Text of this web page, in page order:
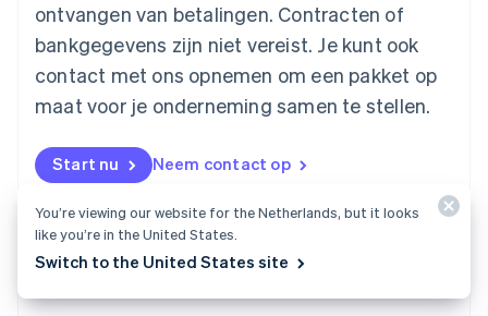
ontvangen van betalingen. Contracten of
bankgegevens zijn niet vereist. Je kunt ook
contact met ons opnemen om een pakket op
maat voor je onderneming samen te stellen.
Start nu Neem contact op
Maleisië
English简体中文
Malta
English
Mexico
Nederland
NederlandsEnglish
Nieuw-Zeeland
English
English
Oostenrijk
You’re viewing our website for the Netherlands, but it looks
like you’re in the United States.
Switch to the United States site